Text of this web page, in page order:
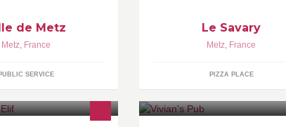
de Metz
Metz, France
PUBLIC SERVICE
Le Savary
Metz, France
PIZZA PLACE